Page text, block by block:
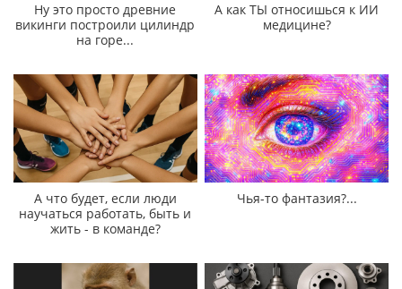
Ну это просто древние
викинги построили цилиндр
на горе...
А как ТЫ относишься к ИИ
медицине?
А что будет, если люди
научаться работать, быть и
жить - в команде?
Чья-то фантазия?...